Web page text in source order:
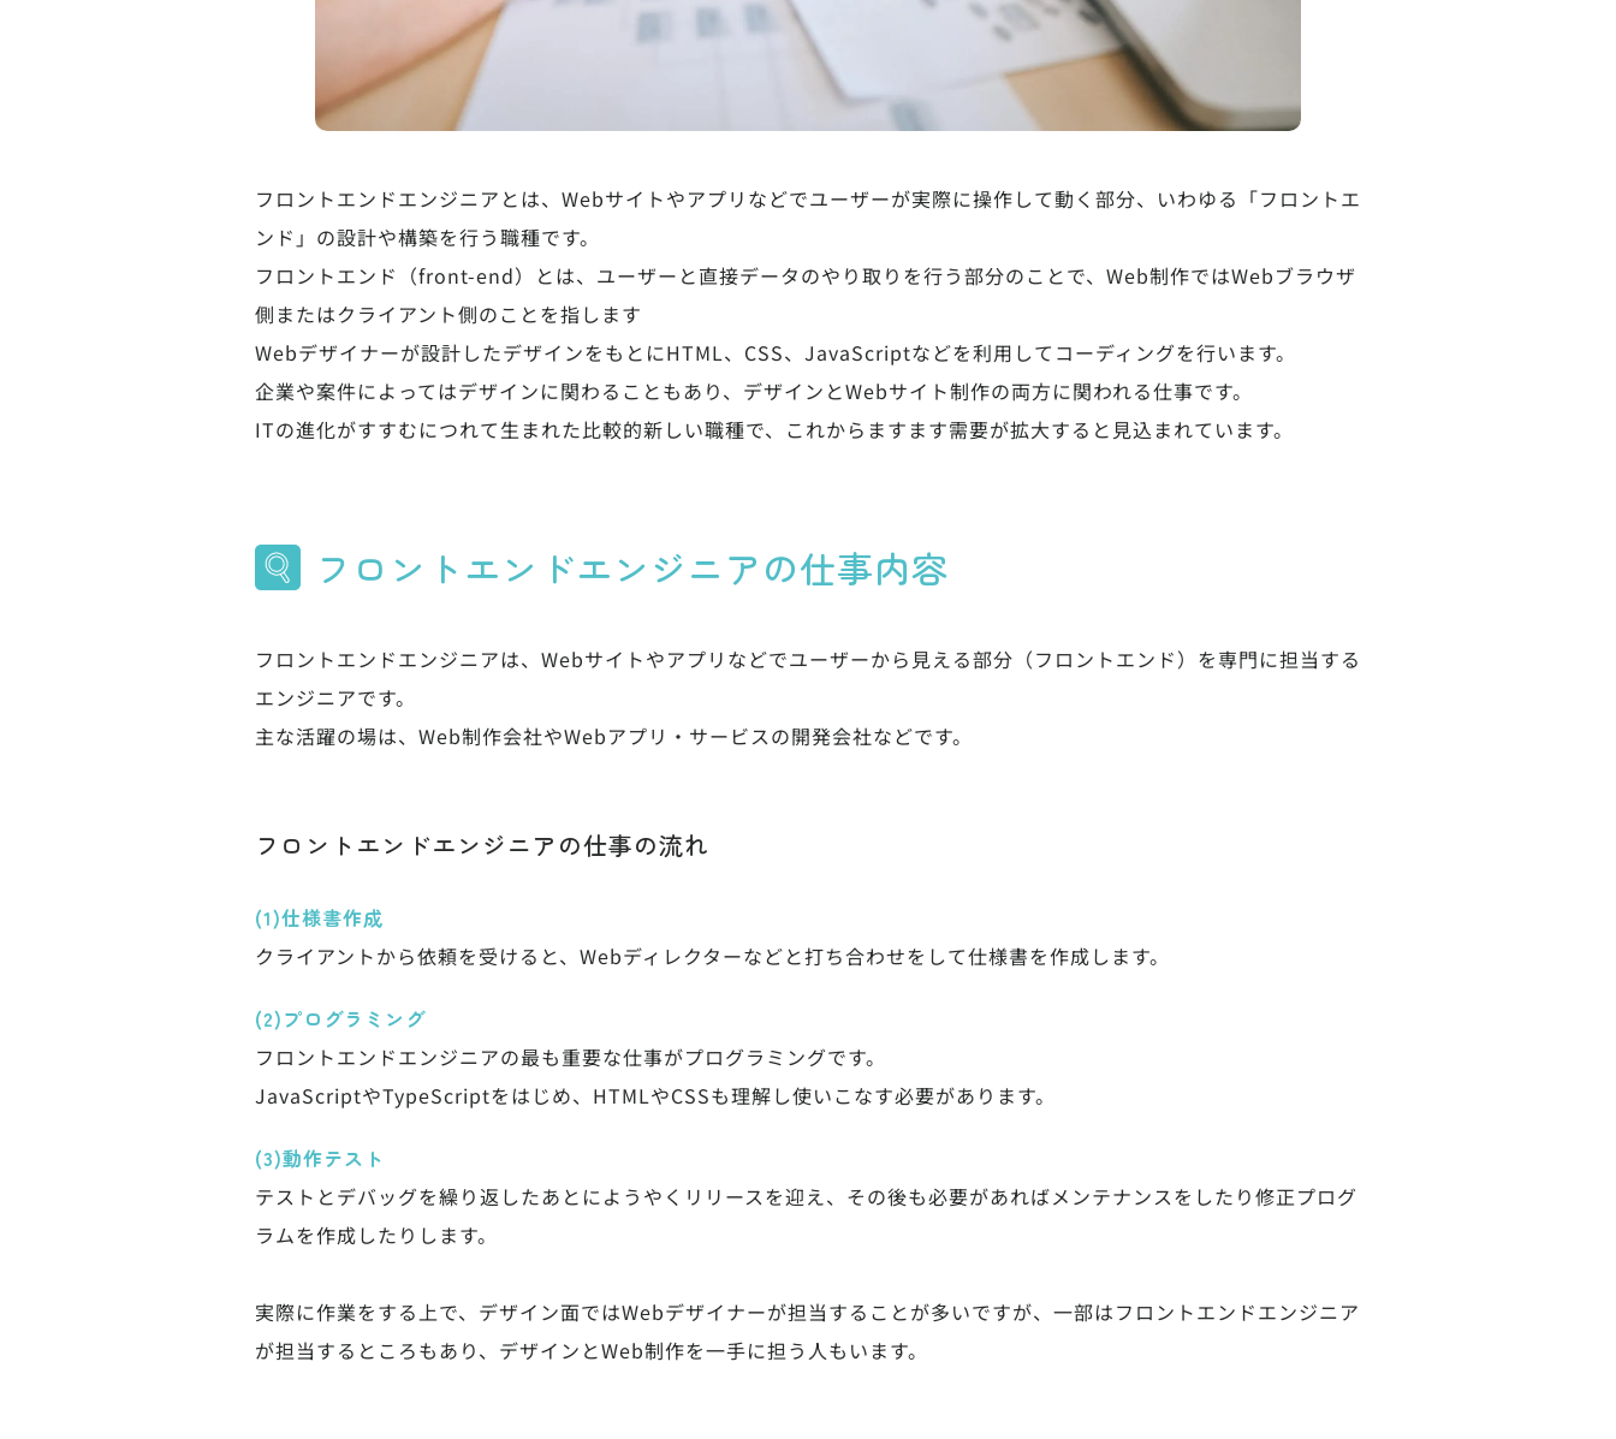
フロントエンドエンジニアとは、Webサイトやアプリなどでユーザーが実際に操作して動く部分、いわゆる「フロントエ
ンド」の設計や構築を行う職種です。
フロントエンド（front-end）とは、ユーザーと直接データのやり取りを行う部分のことで、Web制作ではWebブラウザ
側またはクライアント側のことを指します
Webデザイナーが設計したデザインをもとにHTML、CSS、JavaScriptなどを利用してコーディングを行います。
企業や案件によってはデザインに関わることもあり、デザインとWebサイト制作の両方に関われる仕事です。
ITの進化がすすむにつれて生まれた比較的新しい職種で、これからますます需要が拡大すると見込まれています。
フロントエンドエンジニアの仕事内容
フロントエンドエンジニアは、Webサイトやアプリなどでユーザーから見える部分（フロントエンド）を専門に担当する
エンジニアです。
主な活躍の場は、Web制作会社やWebアプリ・サービスの開発会社などです。
フロントエンドエンジニアの仕事の流れ
(1)仕様書作成
クライアントから依頼を受けると、Webディレクターなどと打ち合わせをして仕様書を作成します。
(2)プログラミング
フロントエンドエンジニアの最も重要な仕事がプログラミングです。
JavaScriptやTypeScriptをはじめ、HTMLやCSSも理解し使いこなす必要があります。
(3)動作テスト
テストとデバッグを繰り返したあとにようやくリリースを迎え、その後も必要があればメンテナンスをしたり修正プログ
ラムを作成したりします。
実際に作業をする上で、デザイン面ではWebデザイナーが担当することが多いですが、一部はフロントエンドエンジニア
が担当するところもあり、デザインとWeb制作を一手に担う人もいます。